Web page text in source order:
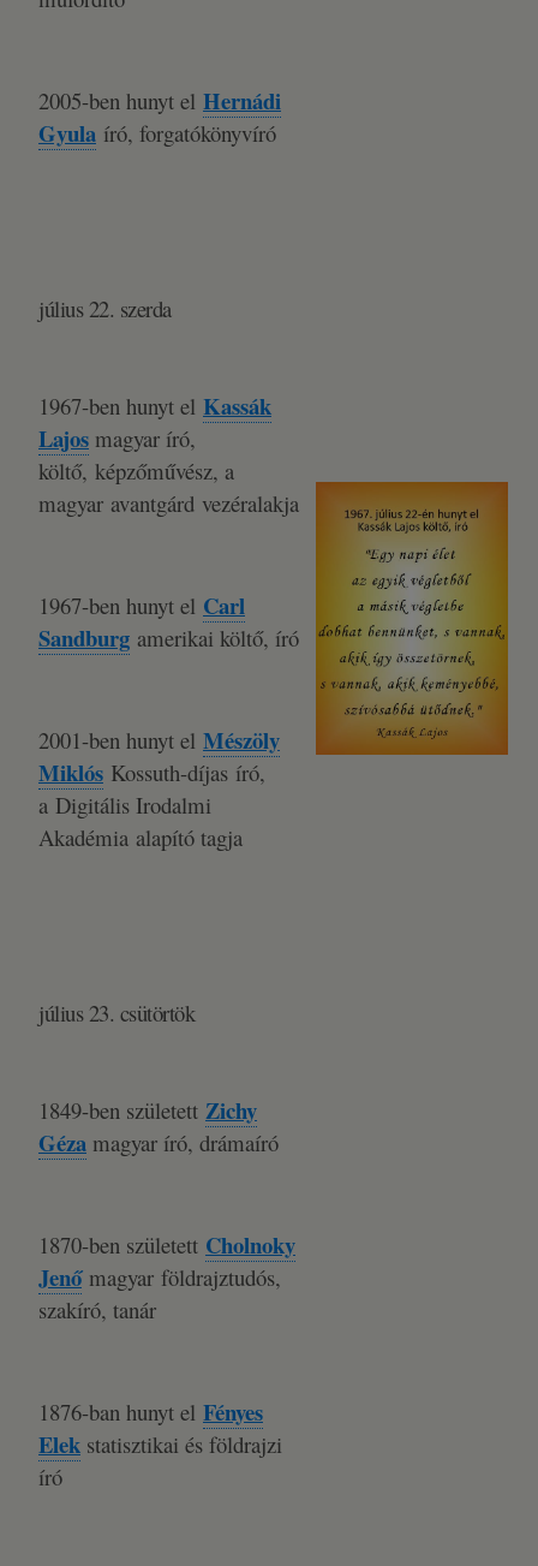
2005-ben hunyt el Hernádi
Gyula író, forgatókönyvíró
július 22. szerda
1967-ben hunyt el Kassák
Lajos magyar író,
költő, képzőművész, a
magyar avantgárd vezéralakja
1967-ben hunyt el Carl
Sandburg amerikai költő, író
2001-ben hunyt el Mészöly
Miklós Kossuth-díjas író,
a Digitális Irodalmi
Akadémia alapító tagja
július 23. csütörtök
1849-ben született Zichy
Géza magyar író, drámaíró
1870-ben született Cholnoky
Jenőmagyar földrajztudós,
szakíró, tanár
1876-ban hunyt el Fényes
Elek statisztikai és földrajzi
író